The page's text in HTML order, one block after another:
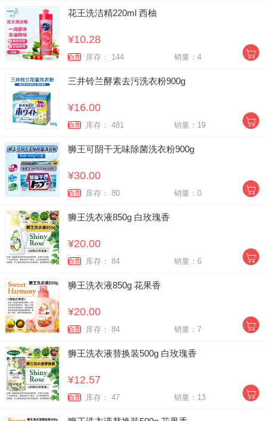
花王洗洁精220ml 西柚
¥10.28
自营 库存： 144 销量：4
三井铃兰酵素去污洗衣粉900g
¥16.00
自营 库存： 481 销量：19
狮王可阴干无味除菌洗衣粉900g
¥30.00
自营 库存： 80 销量：0
狮王洗衣液850g 白玫瑰香
¥20.00
自营 库存： 84 销量：6
狮王洗衣液850g 花果香
¥20.00
自营 库存： 84 销量：7
狮王洗衣液替换装500g 白玫瑰香
¥12.57
自营 库存： 47 销量：13